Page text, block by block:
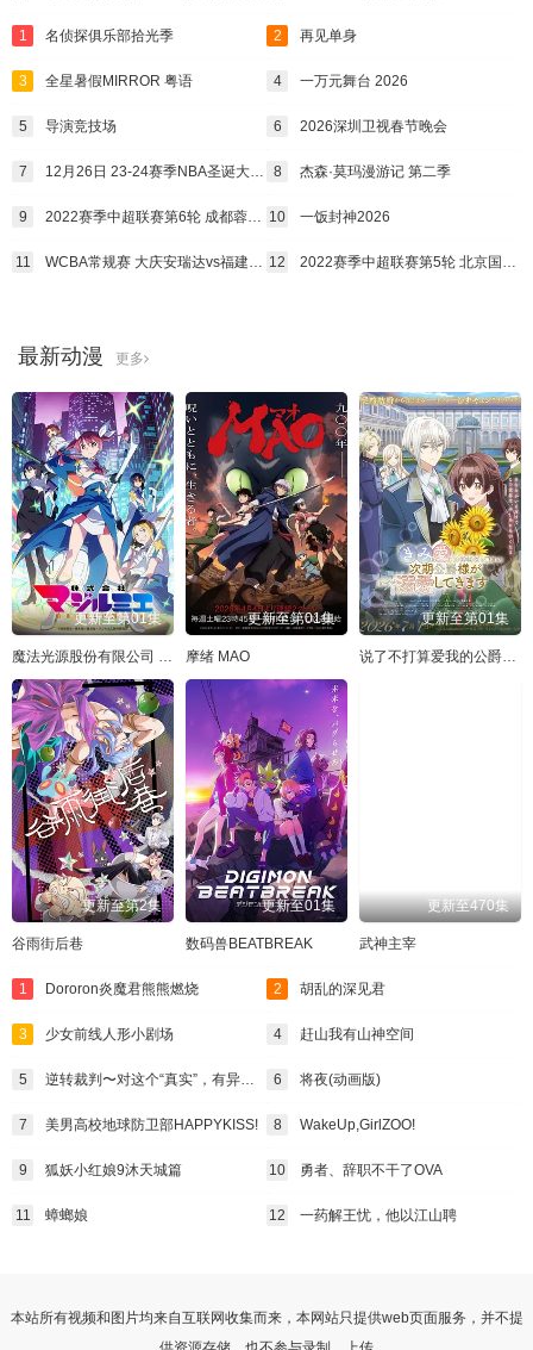
1 名侦探俱乐部拾光季 2 再见单身
3 全星暑假MIRROR 粤语 4 一万元舞台 2026
5 导演竞技场 6 2026深圳卫视春节晚会
7 12月26日 23-24赛季NBA圣诞大战 独行侠VS太阳 8 杰森·莫玛漫游记 第二季
9 2022赛季中超联赛第6轮 成都蓉城vs深圳队 10 一饭封神2026
11 WCBA常规赛 大庆安瑞达vs福建厦门白鹭（丁一） 12 2022赛季中超联赛第5轮 北京国安vs深圳队
最新动漫 更多
更新至第01集 更新至第01集
摩绪 MAO
更新至第01集
说了不打算爱我的公爵继承人，不知为何对我宠爱有加
更新至第2集
谷雨街后巷
更新至01集
数码兽BEATBREAK
更新至470集
武神主宰
1 Dororon炎魔君熊熊燃烧 2 胡乱的深见君
3 少女前线人形小剧场 4 赶山我有山神空间
5 逆转裁判〜对这个“真实”，有异议！〜第二季 6 将夜(动画版)
7 美男高校地球防卫部HAPPYKISS! 8 WakeUp,GirlZOO!
9 狐妖小红娘9沐天城篇 10 勇者、辞职不干了OVA
11 蟑螂娘 12 一药解王忧，他以江山聘
本站所有视频和图片均来自互联网收集而来，本网站只提供web页面服务，并不提